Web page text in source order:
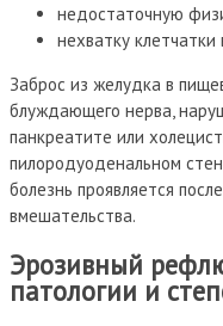
недостаточную
нехватку клетчатки
Заброс из желудка в
блуждающего нерва,
панкреатите или
пилородуоденальном
болезнь проявляется
вмешательства.
Эрозивный
патологии и